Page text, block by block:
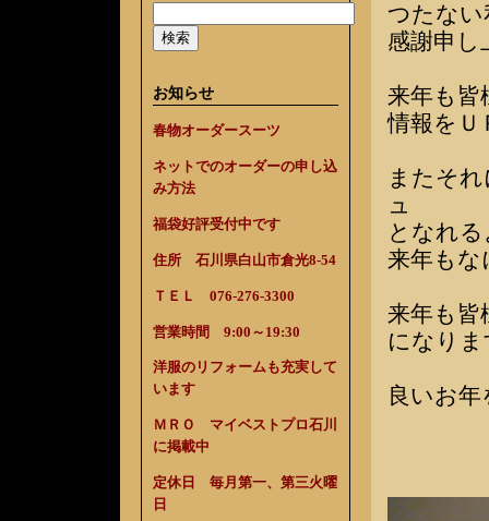
お知らせ
春物オーダースーツ
ネットでのオーダーの申し込
み方法
福袋好評受付中です
住所 石川県白山市倉光8-54
ＴＥＬ 076-276-3300
営業時間 9:00～19:30
洋服のリフォームも充実して
います
ＭＲＯ マイベストプロ石川
に掲載中
定休日 毎月第一、第三火曜
日
つたな
感謝申し
来年も皆
情報をＵ
またそ
ュ
となれ
来年も
来年も皆
になり
良いお